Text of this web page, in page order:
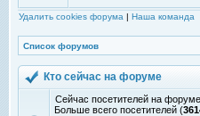
Удалить cookies форума | Наша команда
Список форумов
Кто сейчас на форуме
Сейчас посетителей на
Больше всего посетителей (